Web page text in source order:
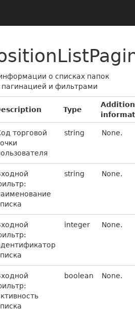
о списках папок
пагинацией и фильтрами
Type
торговой
string None.
string None.
integer None.
boolean None.